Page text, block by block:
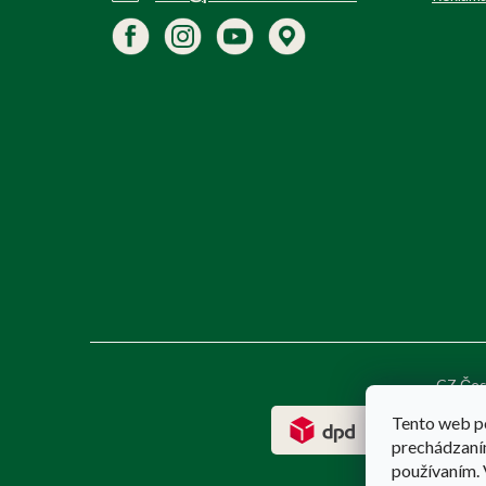
Tento web
CZ